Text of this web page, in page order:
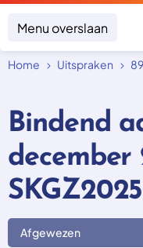
Menu overslaan
Onderwerpen
Zorgverzekering
Vergoeding van zorg
Zorg in het buitenland
Geen zorgverzekering
Focus en impact
Uitspraken
Over SKGZ
Home Uitspraken
Bindend
december
Afgewezen